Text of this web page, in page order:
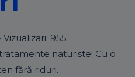
955
naturiste! Cu o
fără riduri.